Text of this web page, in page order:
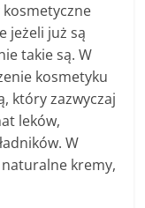
jeżeli już są
takie są. W
kosmetyku
który zazwyczaj
leków,
W
kremy,